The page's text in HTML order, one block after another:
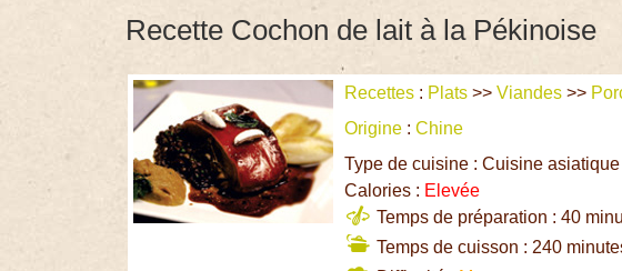
Recette Cochon de lait à la Pékinoise
Recettes : Plats >>Viandes >>
Origine :Chine
Type de cuisine : Cuisine asiatique
Calories : Elevée
Temps de préparation : 40
Temps de cuisson : 240